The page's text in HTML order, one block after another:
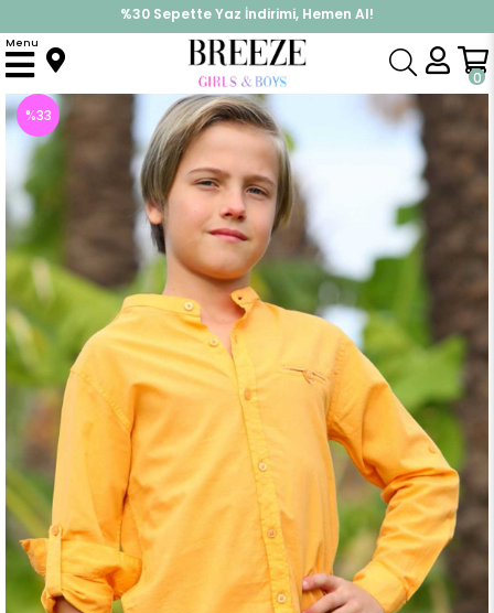
%30 Sepette Yaz İndirimi, Hemen Al!
İndirimlere ek %10 İndirimi Kap, Hemen Üye Ol!
0
Menu
Anasayfa Üst Giyim Gömlek Erkek Çocuk Gömlek Basic Hardal Sari (13 Yaş)
%33
İndirim